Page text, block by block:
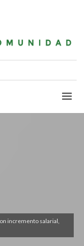
incremento salarial,